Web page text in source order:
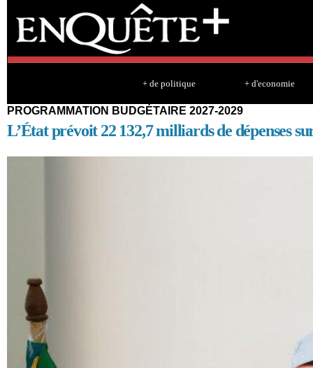
+ de politique + d'economie
PROGRAMMATION BUDGÉTAIRE 2027-2029
L’État prévoit 22 132,7 milliards de dépenses